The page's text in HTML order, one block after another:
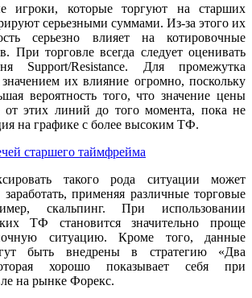
игроки, которые торгуют на старших
серьезными суммами. Из-за этого их
серьезно влияет на котировочные
При торговле всегда следует оценивать
Support/Resistance. Для промежутка
их влияние огромно, поскольку
вероятность того, что значение цены
от этих линий до того момента, пока не
на графике с более высоким ТФ.
такого рода ситуации может
применяя различные торговые
скальпинг. При использовании
ТФ становится значительно проще
ситуацию. Кроме того, данные
быть внедрены в стратегию «Два
хорошо показывает себя при
на рынке Форекс.